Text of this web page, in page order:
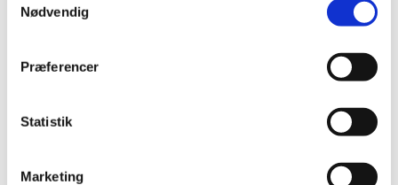
Nødvendig
Præferencer
Statistik
Marketing